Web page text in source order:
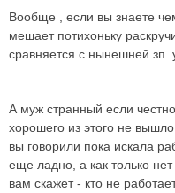
Вообще , если вы знаете
мешает потихоньку
сравняется с нынешней зп.
А муж странный если
хорошего из этого не
вы говорили пока искала
еще ладно, а как только
вам скажет - кто не